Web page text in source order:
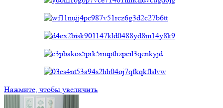
Нажмите, чтобы увеличить